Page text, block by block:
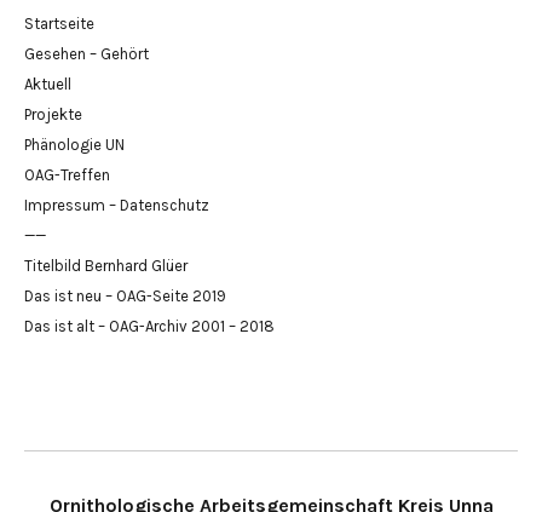
Startseite
Gesehen – Gehört
Aktuell
Projekte
Phänologie UN
OAG-Treffen
Impressum – Datenschutz
——
Titelbild Bernhard Glüer
Das ist neu – OAG-Seite 2019
Das ist alt – OAG-Archiv 2001 – 2018
Ornithologische Arbeitsgemeinschaft Kreis Unna